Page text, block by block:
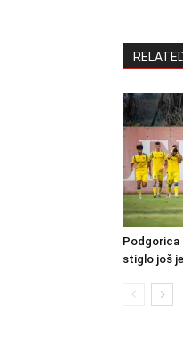
Podgorica
stiglo još